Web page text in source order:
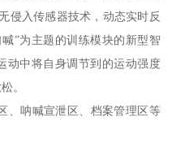
侵入传感器技术，动态实时反
”为主题的训练模块的新型智
动中将自身调节到的运动强度
。
、呐喊宣泄区、档案管理区等